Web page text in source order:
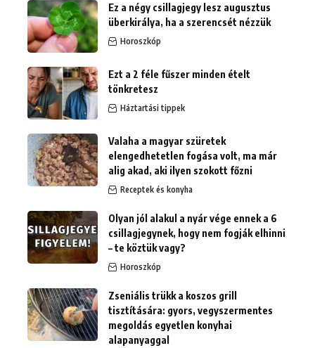
Ez a négy csillagjegy lesz augusztus
überkirálya, ha a szerencsét nézzük
Horoszkóp
Ezt a 2 féle fűszer minden ételt
tönkretesz
Háztartási tippek
Valaha a magyar szüretek
elengedhetetlen fogása volt, ma már
alig akad, aki ilyen szokott főzni
Receptek és konyha
Olyan jól alakul a nyár vége ennek a 6
csillagjegynek, hogy nem fogják elhinni
– te köztük vagy?
Horoszkóp
Zseniális trükk a koszos grill
tisztítására: gyors, vegyszermentes
megoldás egyetlen konyhai
alapanyaggal